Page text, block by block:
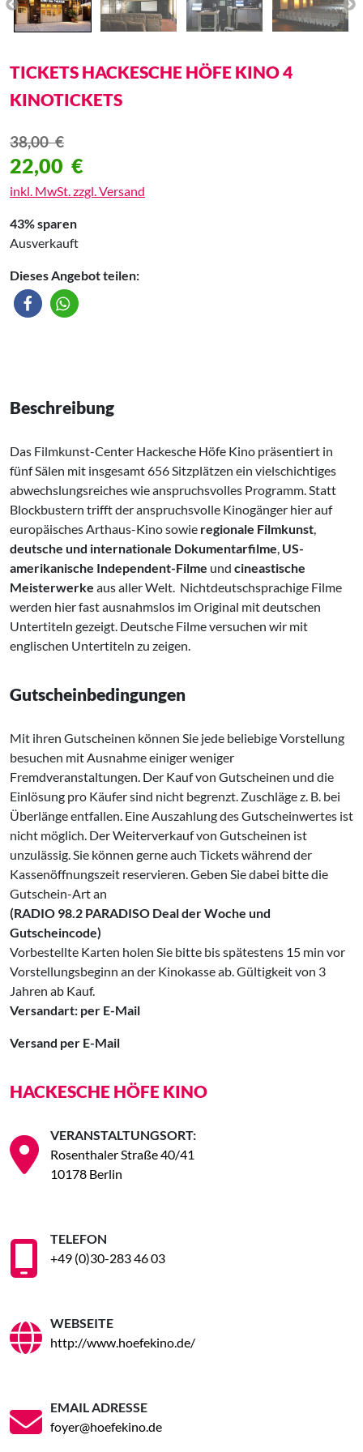
TICKETS HACKESCHE HÖFE KINO 4
KINOTICKETS
38,00€
22,00 €
inkl. MwSt. zzgl. Versand
43% sparen
Ausverkauft
Dieses Angebot teilen:
Beschreibung
Das Filmkunst-Center Hackesche Höfe Kino präsentiert in
fünf Sälen mit insgesamt 656 Sitzplätzen ein vielschichtiges
abwechslungsreiches wie anspruchsvolles Programm. Statt
Blockbustern trifft der anspruchsvolle Kinogänger hier auf
europäisches Arthaus-Kino sowie regionale Filmkunst,
deutsche und internationale Dokumentarfilme, US-
amerikanische Independent-Filme und cineastische
Meisterwerke aus aller Welt. Nichtdeutschsprachige Filme
werden hier fast ausnahmslos im Original mit deutschen
Untertiteln gezeigt. Deutsche Filme versuchen wir mit
englischen Untertiteln zu zeigen.
Gutscheinbedingungen
Mit ihren Gutscheinen können Sie jede beliebige Vorstellung
besuchen mit Ausnahme einiger weniger
Fremdveranstaltungen. Der Kauf von Gutscheinen und die
Einlösung pro Käufer sind nicht begrenzt. Zuschläge z. B. bei
Überlänge entfallen. Eine Auszahlung des Gutscheinwertes ist
nicht möglich. Der Weiterverkauf von Gutscheinen ist
unzulässig. Sie können gerne auch Tickets während der
Kassenöffnungszeit reservieren. Geben Sie dabei bitte die
Gutschein-Art an
(RADIO 98.2 PARADISO Deal der Woche und
Gutscheincode)
Vorbestellte Karten holen Sie bitte bis spätestens 15 min vor
Vorstellungsbeginn an der Kinokasse ab. Gültigkeit von 3
Jahren ab Kauf.
Versandart: per E-Mail
Versand per E-Mail
HACKESCHE HÖFE KINO
VERANSTALTUNGSORT:
Rosenthaler Straße 40/41
10178 Berlin
TELEFON
+49 (0)30-283 46 03
WEBSEITE
http://www.hoefekino.de/
EMAIL ADRESSE
foyer@hoefekino.de